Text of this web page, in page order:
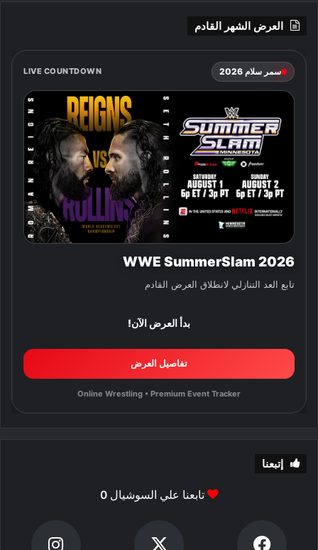
العرض الشهر القادم
سمر سلام 2026 LIVE COUNTDOWN
WWE SummerSlam 2026
تابع العد التنازلي لانطلاق العرض القادم
بدأ العرض الآن!
تفاصيل العرض
Online Wrestling • Premium Event Tracker
إتبعنا
تابعنا علي السوشيال0